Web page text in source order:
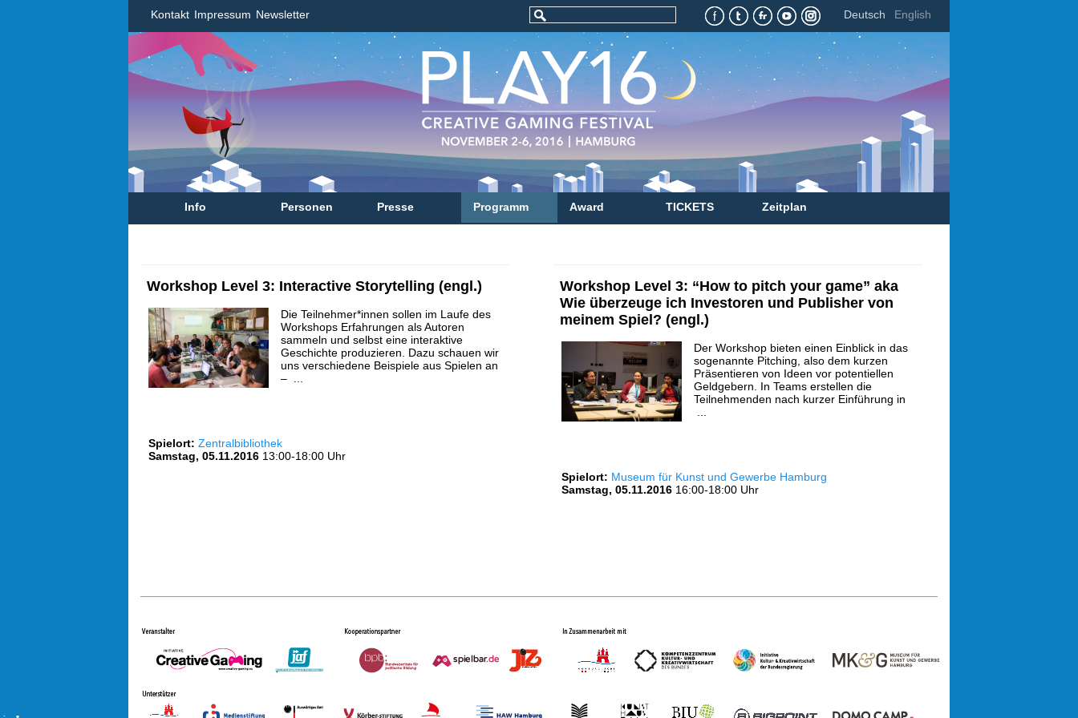
Deutsch English
Kontakt Impressum Newsletter
Info Personen Presse Programm Award TICKETS Zeitplan
Workshop Level 3: Interactive Storytelling (engl.)
Die Teilnehmer*innen sollen im Laufe des
Workshops Erfahrungen als Autoren
sammeln und selbst eine interaktive
Geschichte produzieren. Dazu schauen wir
uns verschiedene Beispiele aus Spielen an
– ...
Spielort: Zentralbibliothek
Samstag, 05.11.2016 13:00-18:00 Uhr
Workshop Level 3: “How to pitch your game” aka
Wie überzeuge ich Investoren und Publisher von
meinem Spiel? (engl.)
Der Workshop bieten einen Einblick in das
sogenannte Pitching, also dem kurzen
Präsentieren von Ideen vor potentiellen
Geldgebern. In Teams erstellen die
Teilnehmenden nach kurzer Einführung in
Spielort: Museum für Kunst und Gewerbe Hamburg
Samstag, 05.11.2016 16:00-18:00 Uhr